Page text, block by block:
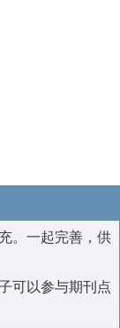
。一起完善，供
可以参与期刊点